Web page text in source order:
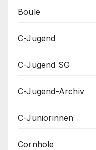
Boule
C-Jugend
C-Jugend SG
C-Jugend-Archiv
C-Juniorinnen
Cornhole